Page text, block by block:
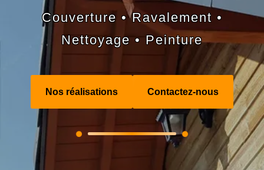
Couverture • Ravalement •
Nettoyage • Peinture
Nos réalisations Contactez-nous